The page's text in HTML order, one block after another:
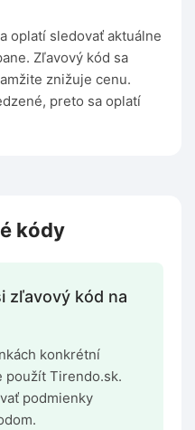
oplatí sledovať aktuálne
Zľavový kód sa
znižuje cenu.
preto sa oplatí
kódy
zľavový kód na
konkrétní
použít Tirendo.sk.
podmienky